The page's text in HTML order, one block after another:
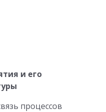
и его
процессов